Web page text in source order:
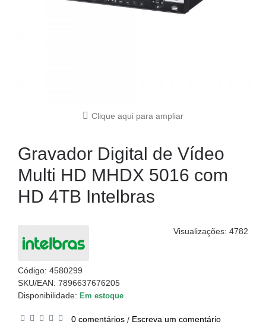
Clique aqui para ampliar
Gravador Digital de Vídeo
Multi HD MHDX 5016 com
HD 4TB Intelbras
Visualizações: 4782
Código: 4580299
SKU/EAN: 7896637676205
Disponibilidade: Em estoque
0 comentários / Escreva um comentário